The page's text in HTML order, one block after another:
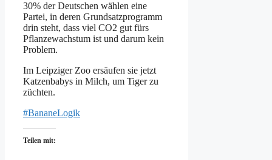
30% der Deutschen wählen eine
Partei, in deren Grundsatzprogramm
drin steht, dass viel CO2 gut fürs
Pflanzewachstum ist und darum kein
Problem.
Im Leipziger Zoo ersäufen sie jetzt
Katzenbabys in Milch, um Tiger zu
züchten.
#BananeLogik
Teilen mit: